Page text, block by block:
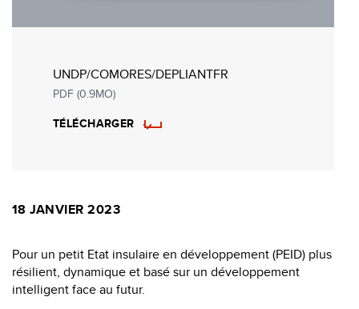
UNDP/COMORES/DEPLIANTFR
PDF (0.9MO)
TÉLÉCHARGER
18 JANVIER 2023
Pour un petit Etat insulaire en développement (PEID) plus
résilient, dynamique et basé sur un développement
intelligent face au futur.